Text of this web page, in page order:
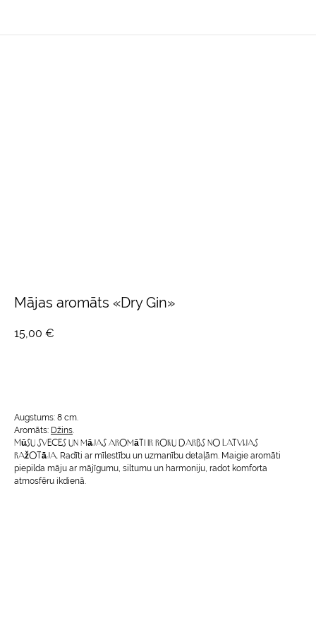
Mājas aromāts «Dry Gin»
15,00 €
Augstums: 8 cm.
Aromāts: Džins.
Mūsu sveces un mājas aromāti ir roku darbs no Latvijas
ražotāja. Radīti ar mīlestību un uzmanību detaļām. Maigie aromāti
piepilda māju ar mājīgumu, siltumu un harmoniju, radot komforta
atmosfēru ikdienā.